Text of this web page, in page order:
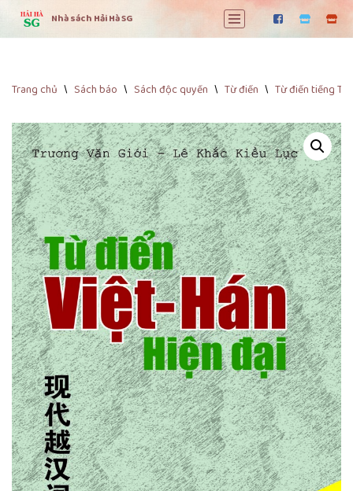
Chuyển
Nhà sách Hải Hà SG
Trang chủ \ Sách báo \ Sách độc quyền \ Từ điển \ Từ điển tiếng